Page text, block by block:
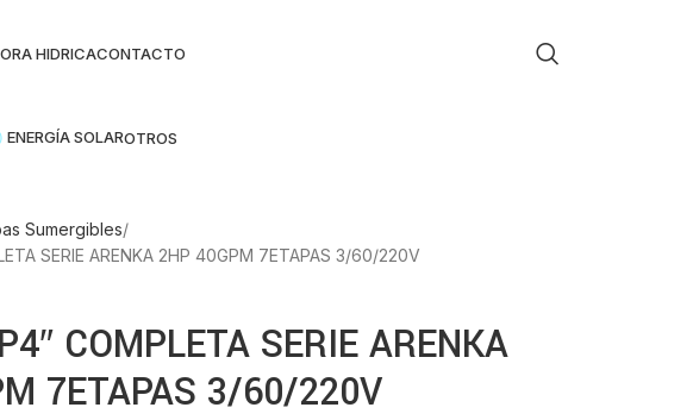
HIDRICACONTACTO
ENERGÍA SOLAROTROS
Sumergibles
SERIE ARENKA 2HP 40GPM 7ETAPAS 3/60/220V
COMPLETA SERIE ARENKA
7ETAPAS 3/60/220V